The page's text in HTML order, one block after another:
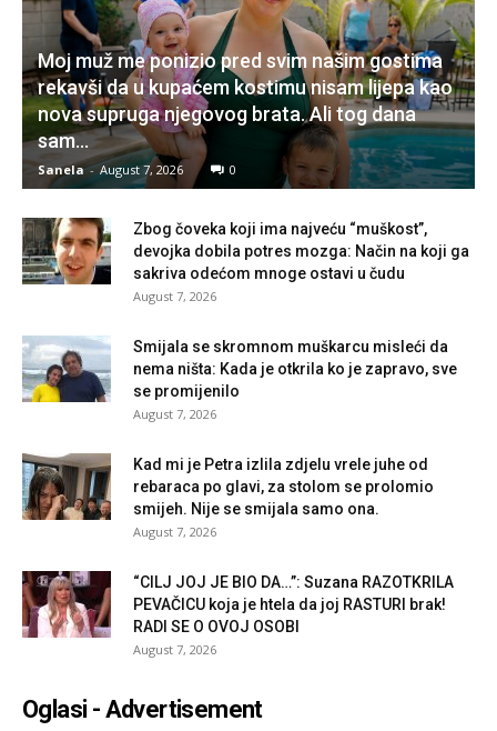
Moj muž me ponizio pred svim našim gostima
rekavši da u kupaćem kostimu nisam lijepa kao
nova supruga njegovog brata. Ali tog dana
sam...
Sanela - August 7, 2026 0
Zbog čoveka koji ima najveću “muškost”,
devojka dobila potres mozga: Način na koji ga
sakriva odećom mnoge ostavi u čudu
August 7, 2026
Smijala se skromnom muškarcu misleći da
nema ništa: Kada je otkrila ko je zapravo, sve
se promijenilo
August 7, 2026
Kad mi je Petra izlila zdjelu vrele juhe od
rebaraca po glavi, za stolom se prolomio
smijeh. Nije se smijala samo ona.
August 7, 2026
“CILJ JOJ JE BIO DA…”: Suzana RAZOTKRILA
PEVAČICU koja je htela da joj RASTURI brak!
RADI SE O OVOJ OSOBI
August 7, 2026
Oglasi - Advertisement